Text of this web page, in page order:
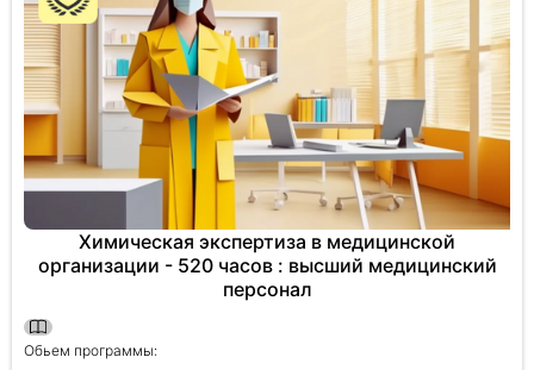
Химическая экспертиза в медицинской
организации - 520 часов : высший медицинский
персонал
Обьем программы: